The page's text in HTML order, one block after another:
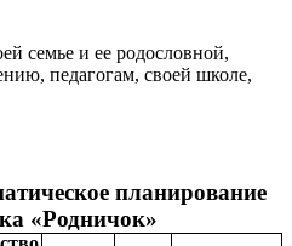
семье и ее родословной,
педагогам, своей школе,
планирование
«Родничок»